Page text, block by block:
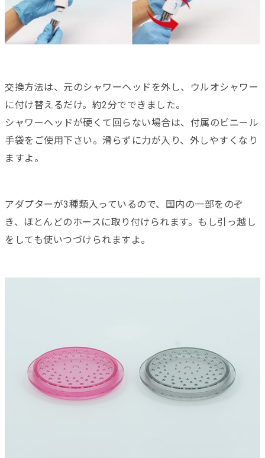
交換方法は、元のシャワーヘッドを外し、ウルオシャワー
に付け替えるだけ。約2分でできました。
シャワーヘッドが硬くて回らない場合は、付属のビニール
手袋をご使用下さい。滑らずに力が入り、外しやすくなり
ますよ。
アダプターが3種類入っているので、国内の一部をのぞ
き、ほとんどのホースに取り付けられます。もし引っ越し
をしても使いつづけられますよ。